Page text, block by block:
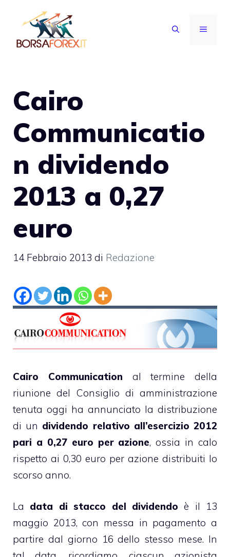
contenuto
MENU
Cairo
Communicatio
n dividendo
2013 a 0,27
euro
14 Febbraio 2013 di Redazione
Cairo Communication al termine della
riunione del Consiglio di amministrazione
tenuta oggi ha annunciato la distribuzione
di un dividendo relativo all’esercizio 2012
pari a 0,27 euro per azione, ossia in calo
rispetto ai 0,30 euro per azione distribuiti lo
scorso anno.
La data di stacco del dividendo è il 13
maggio 2013, con messa in pagamento a
partire dal giorno 16 dello stesso mese. In